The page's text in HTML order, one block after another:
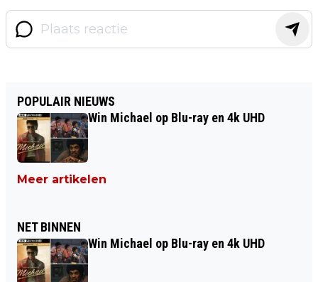
POPULAIR NIEUWS
Win Michael op Blu-ray en 4k UHD
Meer artikelen
NET BINNEN
Win Michael op Blu-ray en 4k UHD